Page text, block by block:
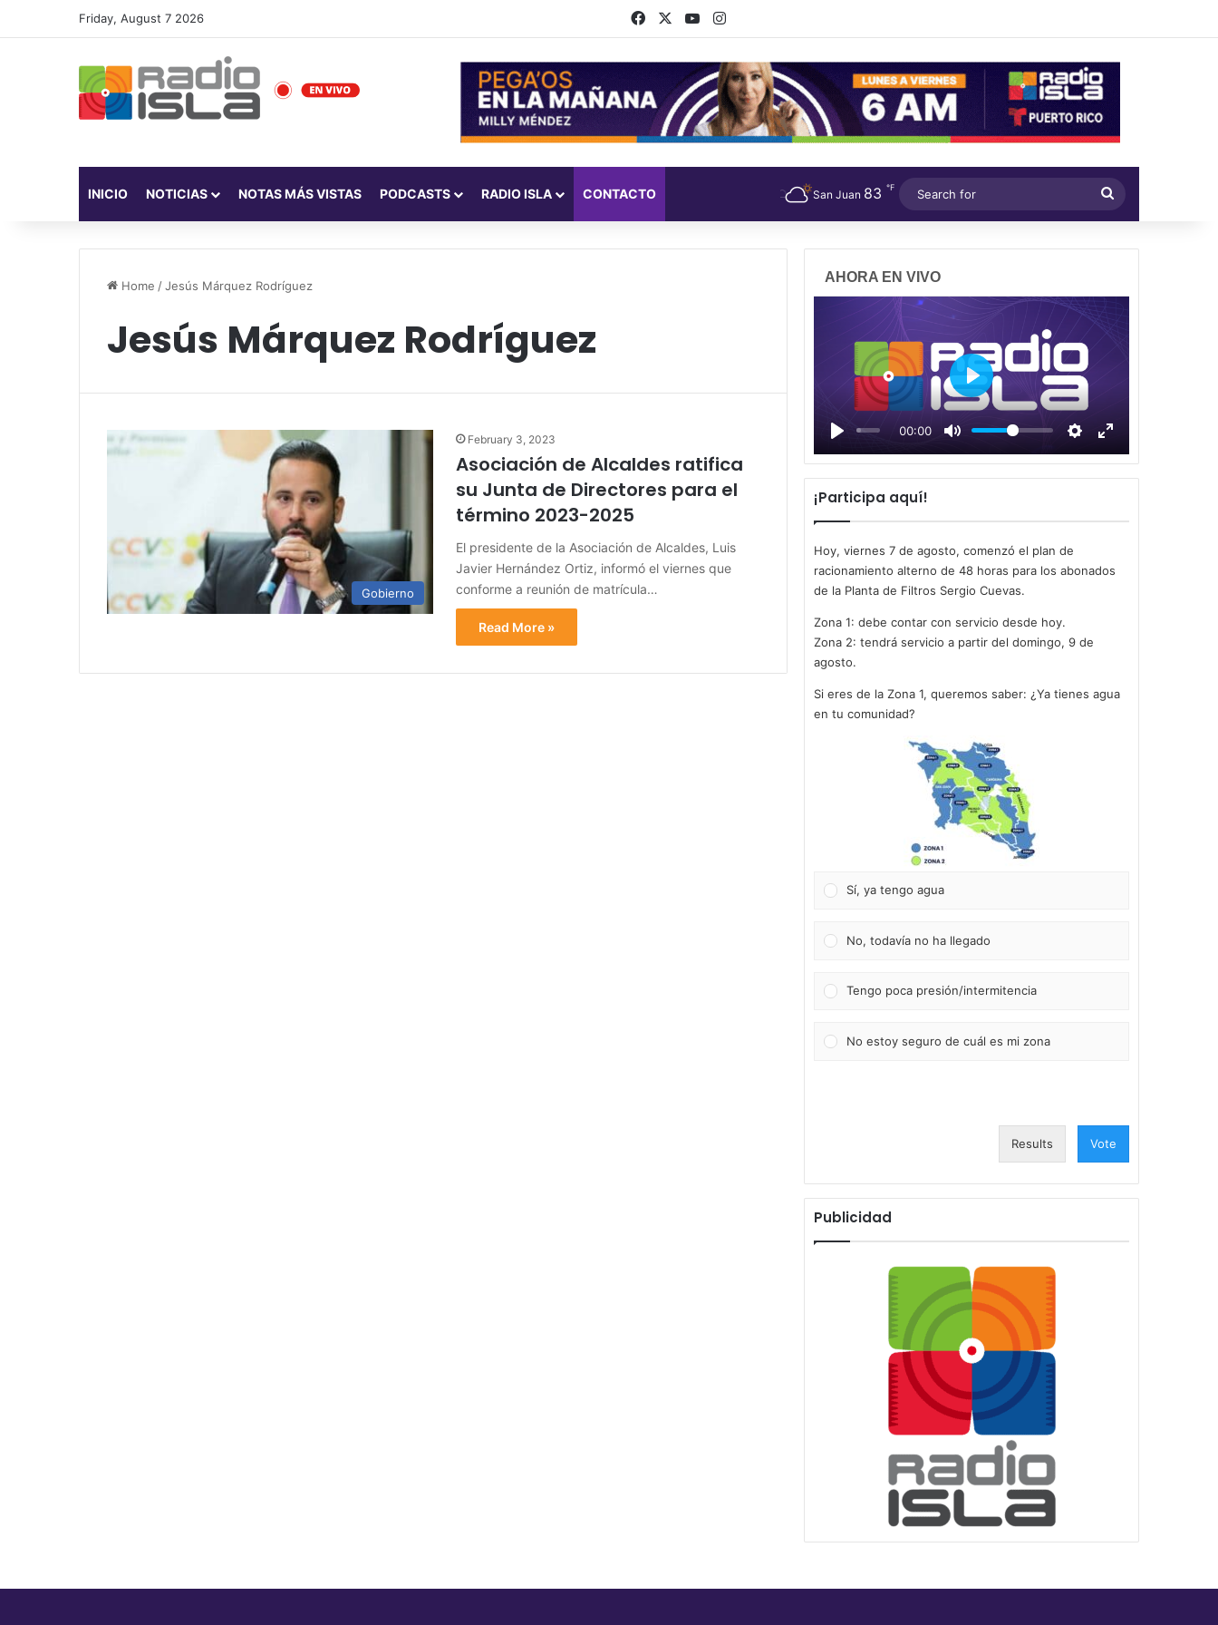
Friday, August 7 2026 FacebookYouTubeInstagram
INICIO NOTICIAS NOTAS MÁS VISTAS PODCASTS RADIO ISLA CONTACTO San Juan 83 ℉
for
Home /Jesús Márquez Rodríguez
Jesús Márquez Rodríguez
Gobierno
February 3, 2023
Asociación de Alcaldes ratifica
su Junta de Directores para el
término 2023-2025
El presidente de la Asociación de Alcaldes, Luis
Javier Hernández Ortiz, informó el viernes que
conforme a reunión de matrícula…
Read More »
AHORA EN VIVO
00:00
P
l
a
y
¡Participa aquí!
Hoy, viernes 7 de agosto, comenzó el plan de
racionamiento alterno de 48 horas para los abonados
de la Planta de Filtros Sergio Cuevas.
Zona 1: debe contar con servicio desde hoy.
Zona 2: tendrá servicio a partir del domingo, 9 de
agosto.
Si eres de la Zona 1, queremos saber: ¿Ya tienes agua
en tu comunidad?
Sí, ya tengo agua
No, todavía no ha llegado
Tengo poca presión/intermitencia
No estoy seguro de cuál es mi zona
Results Vote
Publicidad